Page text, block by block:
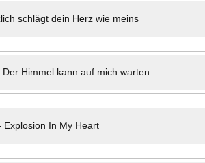
schlägt dein Herz wie meins
Der Himmel kann auf mich warten
Explosion In My Heart